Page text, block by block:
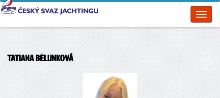
TATIANA BĚLUNKOVÁ